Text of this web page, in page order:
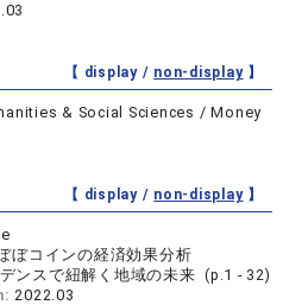
【 display / non-display】
& Social Sciences / Money
【 display / non-display】
ぼコインの経済効果分析
ンスで紐解く地域の未来 (p.1 - 32)
2022.03